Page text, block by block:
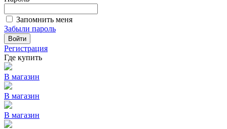
Запомнить меня
Забыли пароль
Войти
Регистрация
Где купить
В магазин
В магазин
В магазин